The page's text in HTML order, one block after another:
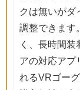
クは無いがダ
調整できます
く、長時間装
アの対応アプ
れるVRゴー